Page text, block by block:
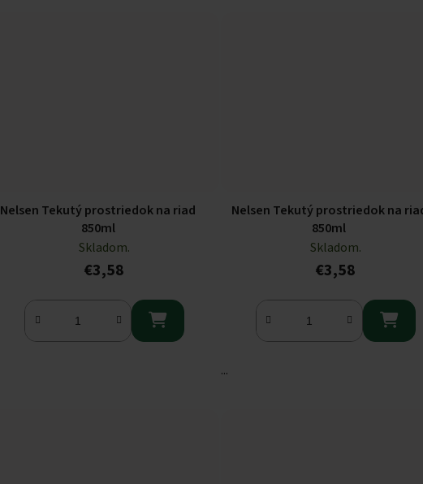
Nelsen Tekutý prostriedok na riad
850ml
Skladom.
€3,58

Nelsen Tekutý prostriedok na
850ml
Skladom.
€3,58

...